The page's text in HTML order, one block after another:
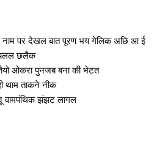
अपना केँ सब सँ पहिने अभिव्‍यक्‍त करब शुरू
नइँ पकड़ने रही। तेँ मैथिली मे एक तरहक
आ सुविधा अनुभव करैत छी। बाकी हिंदी
लेखन हम हिंदीए मे पहिने शुरू कयने रही आ
नेह-प्रेम, सम्‍मान आ जीविकोपार्जन लेल धन
नाम पर देखल बात पूरण भय गेलिक अछि आ ई
छलैक
ओकरा पुनजब बना की भेटत
थाम ताकने नीक
झंझट लागल